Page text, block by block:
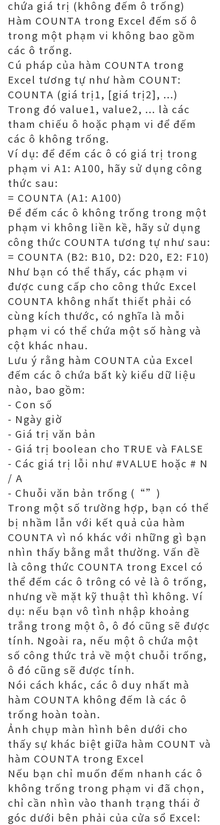
chứa giá trị (không đếm ô trống)
Hàm COUNTA trong Excel đếm số ô
trong một phạm vi không bao gồm
các ô trống.
Cú pháp của hàm COUNTA trong
Excel tương tự như hàm COUNT:
COUNTA (giá trị1, [giá trị2], ...)
Trong đó value1, value2, ... là các
tham chiếu ô hoặc phạm vi để đếm
các ô không trống.
Ví dụ: để đếm các ô có giá trị trong
phạm vi A1: A100, hãy sử dụng công
thức sau:
= COUNTA (A1: A100)
Để đếm các ô không trống trong một
phạm vi không liền kề, hãy sử dụng
công thức COUNTA tương tự như sau:
= COUNTA (B2: B10, D2: D20, E2: F10)
Như bạn có thể thấy, các phạm vi
được cung cấp cho công thức Excel
COUNTA không nhất thiết phải có
cùng kích thước, có nghĩa là mỗi
phạm vi có thể chứa một số hàng và
cột khác nhau.
Lưu ý rằng hàm COUNTA của Excel
đếm các ô chứa bất kỳ kiểu dữ liệu
nào, bao gồm:
- Con số
- Ngày giờ
- Giá trị văn bản
- Giá trị boolean cho TRUE và FALSE
- Các giá trị lỗi như #VALUE hoặc # N
/ A
- Chuỗi văn bản trống (“”)
Trong một số trường hợp, bạn có thể
bị nhầm lẫn với kết quả của hàm
COUNTA vì nó khác với những gì bạn
nhìn thấy bằng mắt thường. Vấn đề
là công thức COUNTA trong Excel có
thể đếm các ô trông có vẻ là ô trống,
nhưng về mặt kỹ thuật thì không. Ví
dụ: nếu bạn vô tình nhập khoảng
trắng trong một ô, ô đó cũng sẽ được
tính. Ngoài ra, nếu một ô chứa một
số công thức trả về một chuỗi trống,
ô đó cũng sẽ được tính.
Nói cách khác, các ô duy nhất mà
hàm COUNTA không đếm là các ô
trống hoàn toàn.
Ảnh chụp màn hình bên dưới cho
thấy sự khác biệt giữa hàm COUNT và
hàm COUNTA trong Excel
Nếu bạn chỉ muốn đếm nhanh các ô
không trống trong phạm vi đã chọn,
chỉ cần nhìn vào thanh trạng thái ở
góc dưới bên phải của cửa sổ Excel: